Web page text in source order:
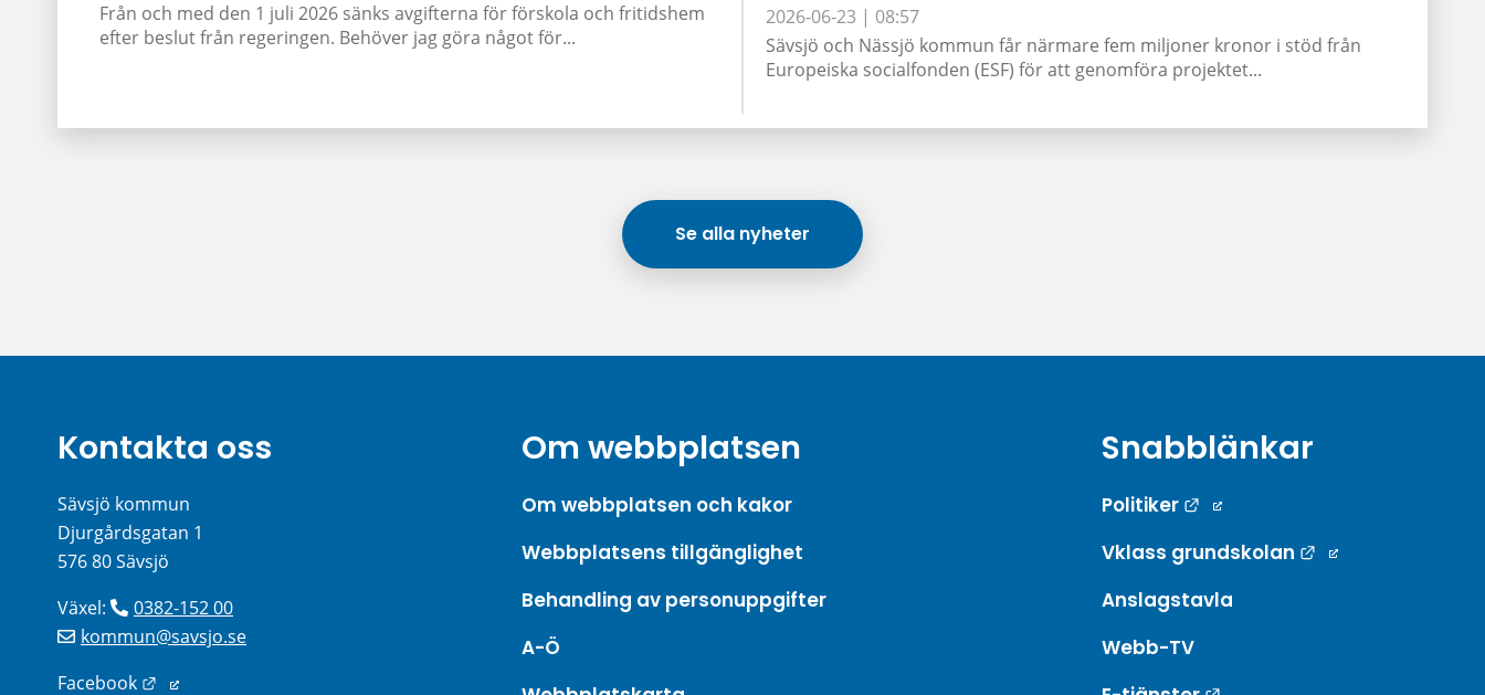
Från och med den 1 juli 2026 sänks avgifterna för förskola och fritidshem
efter beslut från regeringen. Behöver jag göra något för...
2026-06-23 | 08:57
Sävsjö och Nässjö kommun får närmare fem miljoner kronor i stöd från
Europeiska socialfonden (ESF) för att genomföra projektet...
Se alla nyheter
Kontakta oss
Sävsjö kommun
Djurgårdsgatan 1
576 80 Sävsjö
Växel:
0382-152 00
kommun@savsjo.se
Facebook
Länk till annan webbplats.
Om webbplatsen
Om webbplatsen och kakor
Webbplatsens tillgänglighet
Behandling av personuppgifter
A-Ö
Snabblänkar
Politiker
Länk till annan webbplats.
Vklass grundskolan
Länk till annan
Anslagstavla
Webb-TV